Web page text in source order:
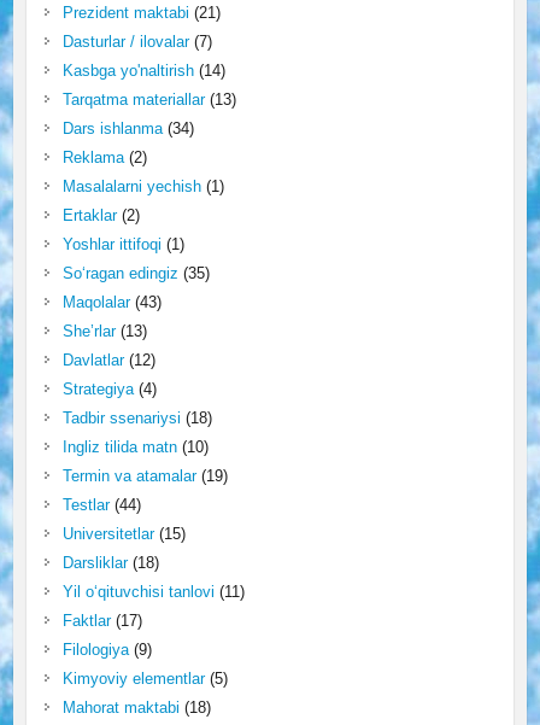
Prezident maktabi (21)
Dasturlar / ilovalar(7)
Kasbga yo'naltirish(14)
Tarqatma materiallar(13)
Dars ishlanma(34)
Reklama(2)
Masalalarni yechish(1)
Ertaklar(2)
Yoshlar ittifoqi (1)
So‘ragan edingiz (35)
Maqolalar(43)
She’rlar(13)
Davlatlar(12)
Strategiya(4)
Tadbir ssenariysi (18)
Ingliz tilida matn(10)
Termin va atamalar(19)
Testlar(44)
Universitetlar(15)
Darsliklar(18)
Yil o‘qituvchisi tanlovi (11)
Faktlar(17)
Filologiya(9)
Kimyoviy elementlar(5)
Mahorat maktabi (18)